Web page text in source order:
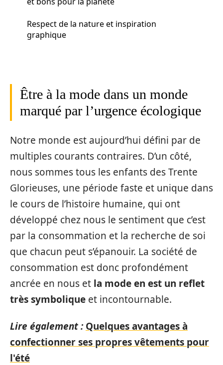
Respect de la nature et inspiration
graphique
Être à la mode dans un monde
marqué par l’urgence écologique
Notre monde est aujourd’hui défini par de
multiples courants contraires. D’un côté,
nous sommes tous les enfants des Trente
Glorieuses, une période faste et unique dans
le cours de l’histoire humaine, qui ont
développé chez nous le sentiment que c’est
par la consommation et la recherche de soi
que chacun peut s’épanouir. La société de
consommation est donc profondément
ancrée en nous et la mode en est un reflet
très symbolique et incontournable.
Lire également : Quelques avantages à
confectionner ses propres vêtements pour
l'été